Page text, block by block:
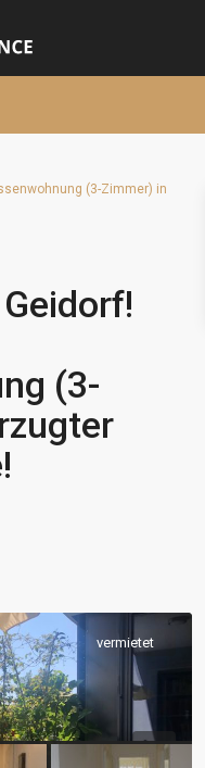
(3-Zimmer) in
(3-
vermietet